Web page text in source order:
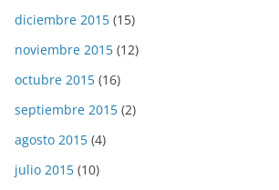
diciembre 2015 (15)
noviembre 2015 (12)
octubre 2015 (16)
septiembre 2015 (2)
agosto 2015 (4)
julio 2015 (10)